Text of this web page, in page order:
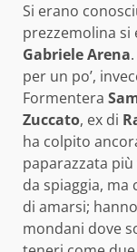
Si erano
prezzemolina si
Gabriele Arena
per un po’,
Formentera
Zuccato, ex di
ha colpito
paparazzata
da spiaggia,
di amarsi;
mondani dove